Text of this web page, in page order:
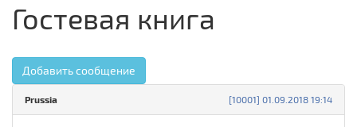
Гостевая книга
Добавить сообщение
[10001] 01.09.2018 19:14
Prussia